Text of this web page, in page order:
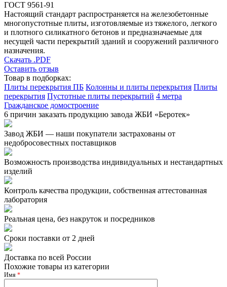
ГОСТ 9561-91
Настоящий стандарт распространяется на железобетонные
многопустотные плиты, изготовляемые из тяжелого, легкого
и плотного силикатного бетонов и предназначаемые для
несущей части перекрытий зданий и сооружений различного
назначения.
Скачать .PDF
Оставить отзыв
Товар в подборках:
Плиты перекрытия ПБ Колонны и плиты перекрытия Плиты
перекрытия Пустотные плиты перекрытий 4 метра
Гражданское домостроение
6 причин заказать продукцию завода ЖБИ «Беротек»
Завод ЖБИ — наши покупатели застрахованы от
недобросовестных поставщиков
Возможность производства индивидуальных и нестандартных
изделий
Контроль качества продукции, собственная аттестованная
лаборатория
Реальная цена, без накруток и посредников
Сроки поставки от 2 дней
Доставка по всей России
Похожие товары из категории
Имя *